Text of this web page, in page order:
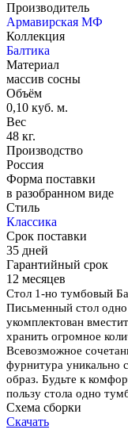
Производитель
Армавирская МФ
Коллекция
Балтика
Материал
массив сосны
Объём
0,10 куб. м.
Вес
48 кг.
Производство
Россия
Форма поставки
в разобранном виде
Стиль
Классика
Срок поставки
35 дней
Гарантийный срок
12 месяцев
Стол 1-но тумбовый
Письменный стол
укомплектован
хранить огромное
Всевозможное
фурнитура уникально
образ. Будьте к
пользу стола одно
Схема сборки
Скачать